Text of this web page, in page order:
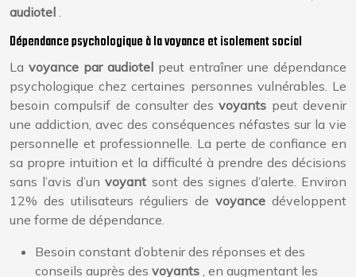
audiotel .
Dépendance psychologique à la voyance et isolement social
La voyance par audiotel peut entraîner une dépendance
psychologique chez certaines personnes vulnérables. Le
besoin compulsif de consulter desvoyants peut devenir
une addiction, avec des conséquences néfastes sur la vie
personnelle et professionnelle. La perte de confiance en
sa propre intuition et la difficulté à prendre des décisions
sans l’avis d’unvoyant sont des signes d’alerte. Environ
12% des utilisateurs réguliers de voyance développent
une forme de dépendance.
Besoin constant d’obtenir des réponses et des
conseils auprès des voyants , en augmentant les